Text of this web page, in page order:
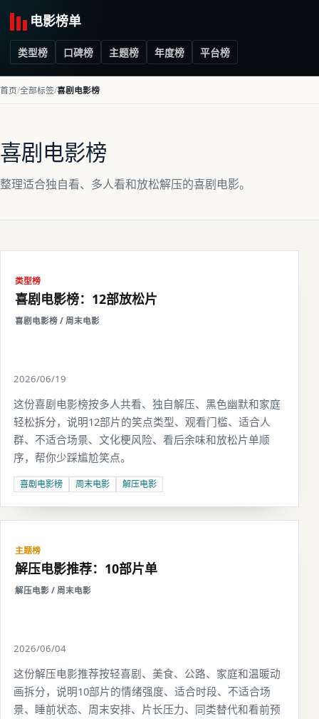
电影榜单
类型榜 口碑榜 主题榜 年度榜 平台榜
首页 全部标签 喜剧电影榜
喜剧电影榜
整理适合独自看、多人看和放松解压的喜剧电影。
类型榜
喜剧电影榜：12部放松片
喜剧电影榜 / 周末电影
2026/06/19
这份喜剧电影榜按多人共看、独自解压、黑色幽默和家庭
轻松拆分，说明12部片的笑点类型、观看门槛、适合人
群、不适合场景、文化梗风险、看后余味和放松片单顺
序，帮你少踩尴尬笑点。
喜剧电影榜 周末电影 解压电影
主题榜
解压电影推荐：10部片单
解压电影 / 周末电影
2026/06/04
这份解压电影推荐按轻喜剧、美食、公路、家庭和温暖动
画拆分，说明10部片的情绪强度、适合时段、不适合场
景、睡前状态、周末安排、片长压力、同类替代和看前预